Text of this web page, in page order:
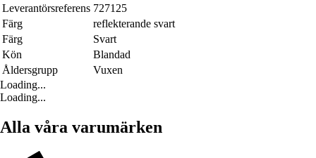
Leverantörsreferens 727125
Färg
reflekterande svart
Färg
Svart
Kön
Blandad
Åldersgrupp
Vuxen
Loading...
Loading...
Alla våra varumärken